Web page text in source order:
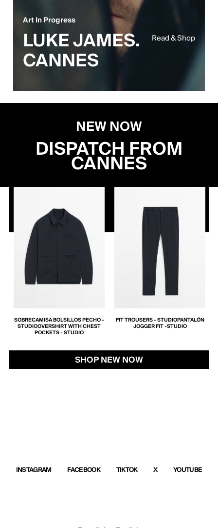
Art In Progress
LUKE JAMES.
CANNES
Read & Shop
NEW NOW
DISPATCH FROM
CANNES
FIT TROUSERS - STUDIOPANTALÓN
JOGGER FIT -STUDIO
LEATHER SANDALSSANDALIA PIEL
SHOP NEW NOW
INSTAGRAM FACEBOOK TIKTOK X YOUTUBE